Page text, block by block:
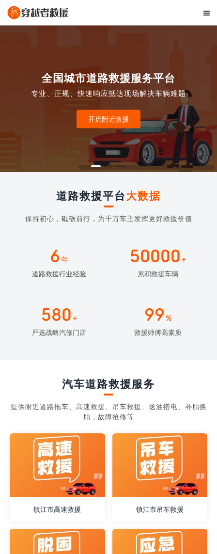

全国城市道路救援服务平台
专业、正规、快速响应抵达现场解决车辆难题
开启附近救援
道路救援平台大数据
保持初心，砥砺前行，为千万车主发挥更好救援价值
6年
道路救援行业经验
50000 +
累积救援车辆
580 +
严选战略汽修门店
99 %
救援师傅高素质
汽车道路救援服务
提供附近道路拖车、高速救援、吊车救援、送油搭电、补胎换
胎，故障抢修等
镇江市高速救援 镇江市吊车救援